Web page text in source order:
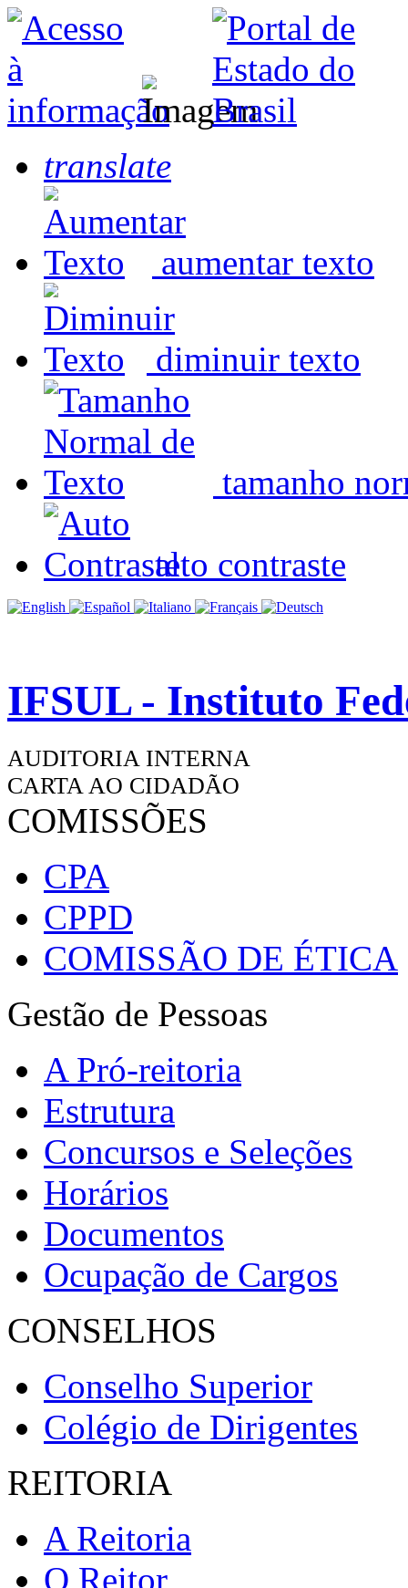
translate
aumentar texto
diminuir texto
tamanho
alto contraste
IFSUL - Instituto
AUDITORIA INTERNA
CARTA AO CIDADÃO
COMISSÕES
CPA
CPPD
COMISSÃO DE ÉTICA
Gestão de Pessoas
A Pró-reitoria
Estrutura
Concursos e Seleções
Horários
Documentos
Ocupação de Cargos
CONSELHOS
Conselho Superior
Colégio de Dirigentes
REITORIA
A Reitoria
O Reitor